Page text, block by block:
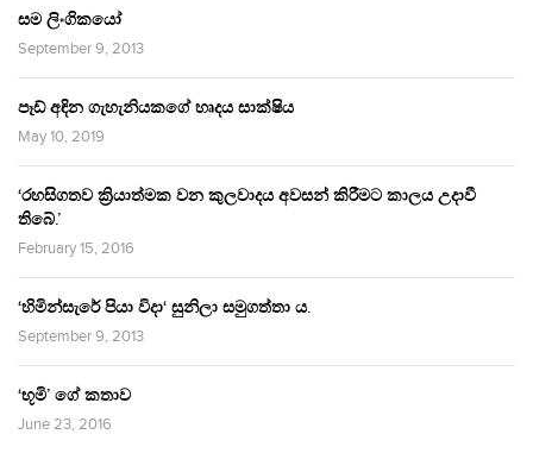
සම ලිංගිකයෝ
September 9, 2013
පෑඩ් අඳින ගැහැනියකගේ හෘදය සාක්ෂිය
May 10, 2019
‘රහසිගතව ක්‍රියාත්මක වන කුලවාදය අවසන් කිරීමට කාලය උදාවී
තිබේ.’
February 15, 2016
‘හිමින්සැරේ පියා විදා‘ සුනිලා සමුගත්තා ය.
September 9, 2013
‘භූමි’ ගේ කතාව
June 23, 2016